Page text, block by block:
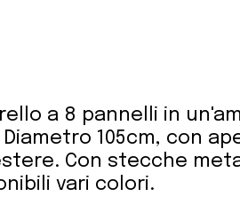
a 8 pannelli in
Diametro 105cm, con
Con stecche
vari colori.